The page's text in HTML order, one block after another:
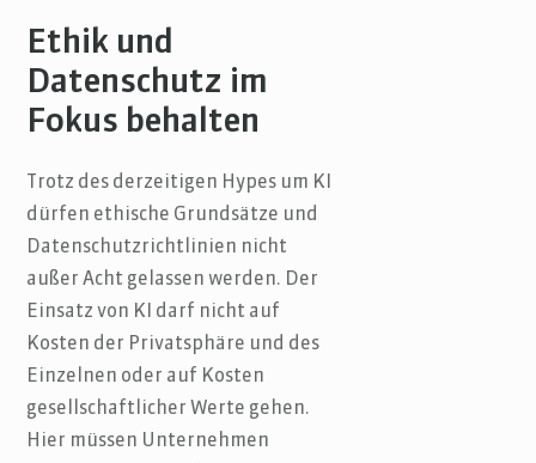
Ethik und
Datenschutz im
Fokus behalten
Trotz des derzeitigen Hypes um KI
dürfen ethische Grundsätze und
Datenschutzrichtlinien nicht
außer Acht gelassen werden. Der
Einsatz von KI darf nicht auf
Kosten der Privatsphäre und des
Einzelnen oder auf Kosten
gesellschaftlicher Werte gehen.
Hier müssen Unternehmen